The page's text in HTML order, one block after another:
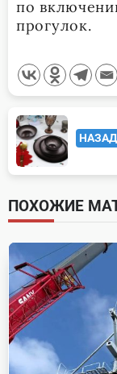
по
прогулок.
<span
class="nav-
subtitle
screen-
reader-
text">Page</
НАЗАД
ПОХОЖИЕ